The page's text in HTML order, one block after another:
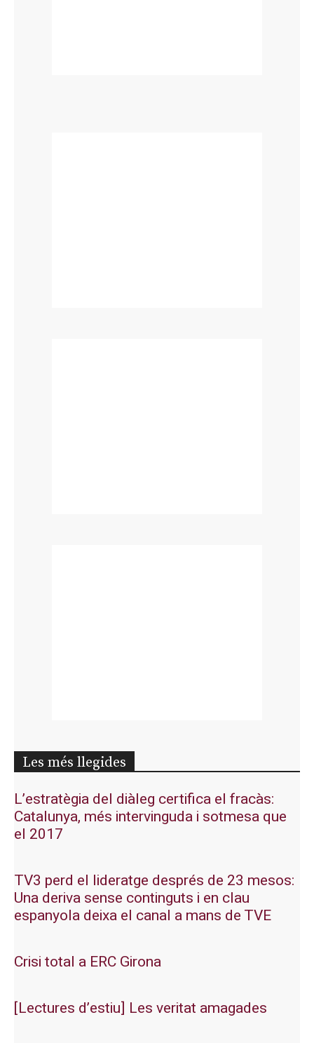
Les més llegides
L’estratègia del diàleg certifica el fracàs:
Catalunya, més intervinguda i sotmesa que
el 2017
TV3 perd el lideratge després de 23 mesos:
Una deriva sense continguts i en clau
espanyola deixa el canal a mans de TVE
Crisi total a ERC Girona
[Lectures d’estiu] Les veritat amagades